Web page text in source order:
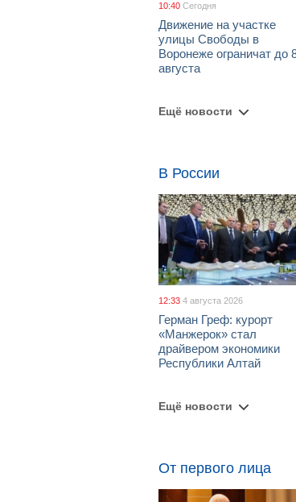
10:40 Сегодня
Движение на участке
улицы Свободы в
Воронеже ограничат до
августа
Ещё новости
В России
12:33 4 августа 2026
Герман Греф: курорт
«Манжерок» стал
драйвером экономики
Республики Алтай
Ещё новости
От первого лица